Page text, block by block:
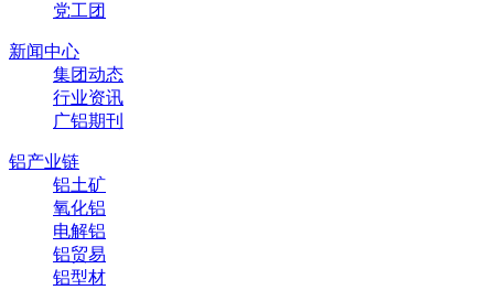
党工团
新闻中心
集团动态
行业资讯
广铝期刊
铝产业链
铝土矿
氧化铝
电解铝
铝贸易
铝型材